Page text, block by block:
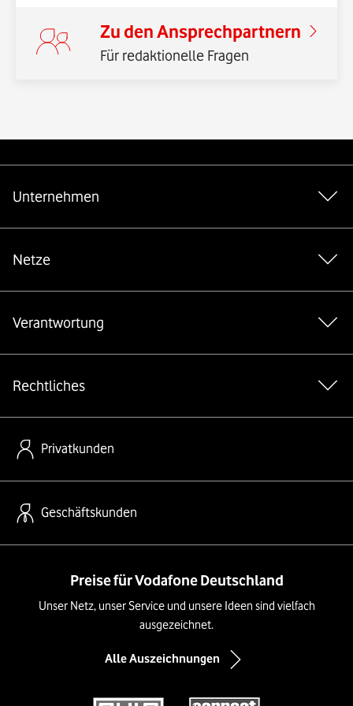
Zu den Ansprechpartnern
Für redaktionelle Fragen
Unternehmen
Netze
Verantwortung
Rechtliches
Privatkunden
Geschäftskunden
Preise für Vodafone Deutschland
Unser Netz, unser Service und unsere Ideen sind vielfach
ausgezeichnet.
Alle Auszeichnungen